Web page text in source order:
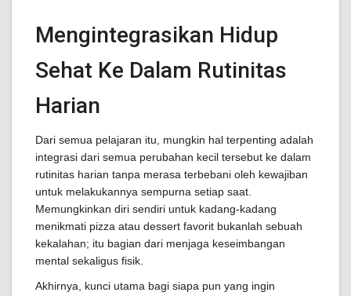
Mengintegrasikan Hidup
Sehat Ke Dalam Rutinitas
Harian
Dari semua pelajaran itu, mungkin hal terpenting adalah
integrasi dari semua perubahan kecil tersebut ke dalam
rutinitas harian tanpa merasa terbebani oleh kewajiban
untuk melakukannya sempurna setiap saat.
Memungkinkan diri sendiri untuk kadang-kadang
menikmati pizza atau dessert favorit bukanlah sebuah
kekalahan; itu bagian dari menjaga keseimbangan
mental sekaligus fisik.
Akhirnya, kunci utama bagi siapa pun yang ingin